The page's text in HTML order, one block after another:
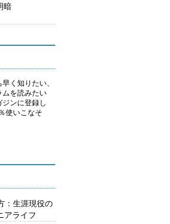
暗
く知りたい、
ムを読みたい
ンに登録し
使いこなそ
：生涯現役の
アライフ